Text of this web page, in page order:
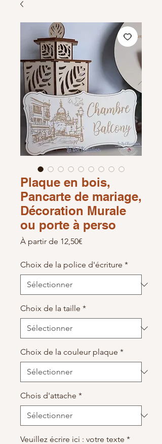
Plaque en bois,
Pancarte de mariage,
Décoration Murale
ou porte à perso
À partir de 12,50€
Choix de la police d'écriture *
Choix de la taille *
Choix de la couleur plaque *
Chois d'attache *
Veuillez écrire ici : votre texte *